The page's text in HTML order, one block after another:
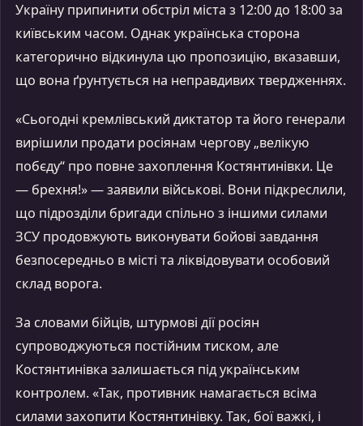
Україну припинити обстріл міста з 12:00 до 18:00 за
київським часом. Однак українська сторона
категорично відкинула цю пропозицію, вказавши,
що вона ґрунтується на неправдивих твердженнях.
«Сьогодні кремлівський диктатор та його генерали
вирішили продати росіянам чергову „велікую
побєду“ про повне захоплення Костянтинівки. Це
— брехня!» — заявили військові. Вони підкреслили,
що підрозділи бригади спільно з іншими силами
ЗСУ продовжують виконувати бойові завдання
безпосередньо в місті та ліквідовувати особовий
склад ворога.
За словами бійців, штурмові дії росіян
супроводжуються постійним тиском, але
Костянтинівка залишається під українським
контролем. «Так, противник намагається всіма
силами захопити Костянтинівку. Так, бої важкі, і